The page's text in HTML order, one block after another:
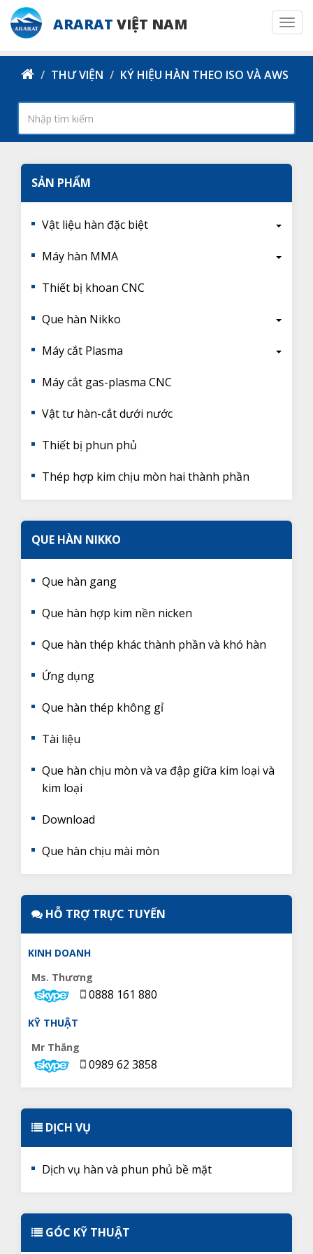
ARARAT VIỆT NAM
THƯ VIỆN KÝ HIỆU HÀN THEO ISO VÀ AWS
SẢN PHẨM
Vật liệu hàn đặc biệt
Máy hàn MMA
Thiết bị khoan CNC
Que hàn Nikko
Máy cắt Plasma
Máy cắt gas-plasma CNC
Vật tư hàn-cắt dưới nước
Thiết bị phun phủ
Thép hợp kim chịu mòn hai thành phần
QUE HÀN NIKKO
Que hàn gang
Que hàn hợp kim nền nicken
Que hàn thép khác thành phần và khó hàn
Ứng dụng
Que hàn thép không gỉ
Tài liệu
Que hàn chịu mòn và va đập giữa kim loại và
kim loại
Download
Que hàn chịu mài mòn
HỖ TRỢ TRỰC TUYẾN
KINH DOANH
Ms. Thương
0888 161 880
KỸ THUẬT
Mr Thắng
0989 62 3858
DỊCH VỤ
Dịch vụ hàn và phun phủ bề mặt
GÓC KỸ THUẬT